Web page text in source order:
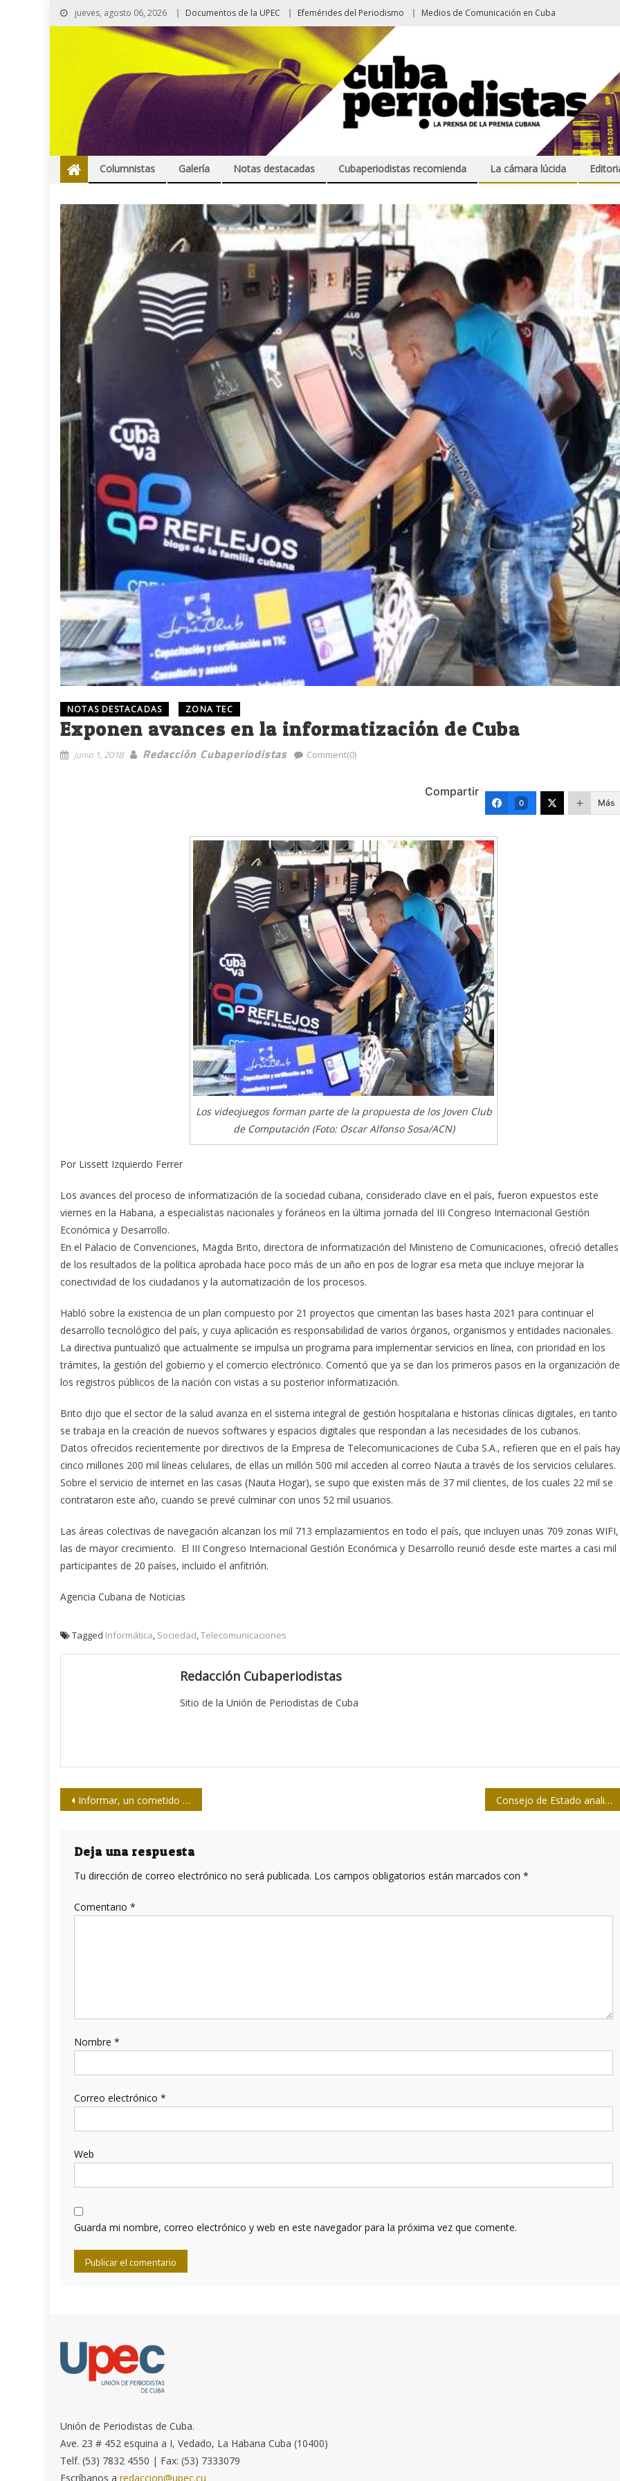
jueves, agosto 06, 2026 Documentos de la UPEC Efemérides del Periodismo Medios de Comunicación en Cuba
Columnistas Galería Notas destacadas Cubaperiodistas recomienda La cámara lúcida
NOTAS DESTACADAS ZONA TEC
Exponen avances en la informatización de Cuba
junio 1, 2018 Redacción Cubaperiodistas Comment(0)
Compartir
0 Más
Los videojuegos forman parte de la propuesta de los Joven Club
de Computación (Foto: Oscar Alfonso Sosa/ACN)
Por Lissett Izquierdo Ferrer
Los avances del proceso de informatización de la sociedad cubana, considerado clave en el país, fueron expuestos este
viernes en la Habana, a especialistas nacionales y foráneos en la última jornada del III Congreso Internacional Gestión
Económica y Desarrollo.
En el Palacio de Convenciones, Magda Brito, directora de informatización del Ministerio de Comunicaciones, ofreció detalles
de los resultados de la política aprobada hace poco más de un año en pos de lograr esa meta que incluye mejorar la
conectividad de los ciudadanos y la automatización de los procesos.
Habló sobre la existencia de un plan compuesto por 21 proyectos que cimentan las bases hasta 2021 para continuar el
desarrollo tecnológico del país, y cuya aplicación es responsabilidad de varios órganos, organismos y entidades nacionales.
La directiva puntualizó que actualmente se impulsa un programa para implementar servicios en línea, con prioridad en los
trámites, la gestión del gobierno y el comercio electrónico. Comentó que ya se dan los primeros pasos en la organización de
los registros públicos de la nación con vistas a su posterior informatización.
Brito dijo que el sector de la salud avanza en el sistema integral de gestión hospitalaria e historias clínicas digitales, en tanto
se trabaja en la creación de nuevos softwares y espacios digitales que respondan a las necesidades de los cubanos.
Datos ofrecidos recientemente por directivos de la Empresa de Telecomunicaciones de Cuba S.A., refieren que en el país hay
cinco millones 200 mil líneas celulares, de ellas un millón 500 mil acceden al correo Nauta a través de los servicios celulares.
Sobre el servicio de internet en las casas (Nauta Hogar), se supo que existen más de 37 mil clientes, de los cuales 22 mil se
contrataron este año, cuando se prevé culminar con unos 52 mil usuarios.
Las áreas colectivas de navegación alcanzan los mil 713 emplazamientos en todo el país, que incluyen unas 709 zonas WIFI,
las de mayor crecimiento. El III Congreso Internacional Gestión Económica y Desarrollo reunió desde este martes a casi mil
participantes de 20 países, incluido el anfitrión.
Agencia Cubana de Noticias
Tagged Informática, Sociedad,Telecomunicaciones
Redacción Cubaperiodistas
Sitio de la Unión de Periodistas de Cuba
Navegación
entradas
Informar, un cometido social de las fuentes Consejo de Estado analizó varios temas
Deja una respuesta
Tu dirección de correo electrónico no será publicada. Los campos obligatorios están marcados con *
Comentario *
Nombre *
Correo electrónico *
Web
Guarda mi nombre, correo electrónico y web en este navegador para la próxima vez que comente.
Unión de Periodistas de Cuba.
Ave. 23 # 452 esquina a I, Vedado, La Habana Cuba (10400)
Telf. (53) 7832 4550 | Fax: (53) 7333079
Escríbanos aredaccion@upec.cu